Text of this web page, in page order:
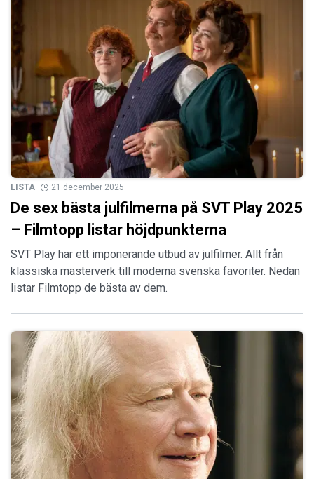
LISTA 21 december 2025
De sex bästa julfilmerna på SVT Play 2025
– Filmtopp listar höjdpunkterna
SVT Play har ett imponerande utbud av julfilmer. Allt från
klassiska mästerverk till moderna svenska favoriter. Nedan
listar Filmtopp de bästa av dem.